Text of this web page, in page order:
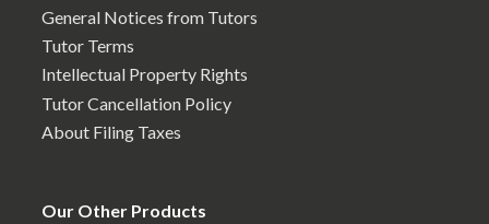
General Notices from Tutors
Tutor Terms
Intellectual Property Rights
Tutor Cancellation Policy
About Filing Taxes
Our Other Products